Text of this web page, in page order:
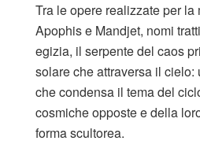
Tra le opere realizzate per la
Apophis e Mandjet, nomi
egizia, il serpente del caos
solare che attraversa il
che condensa il tema del
cosmiche opposte e della
forma scultorea.